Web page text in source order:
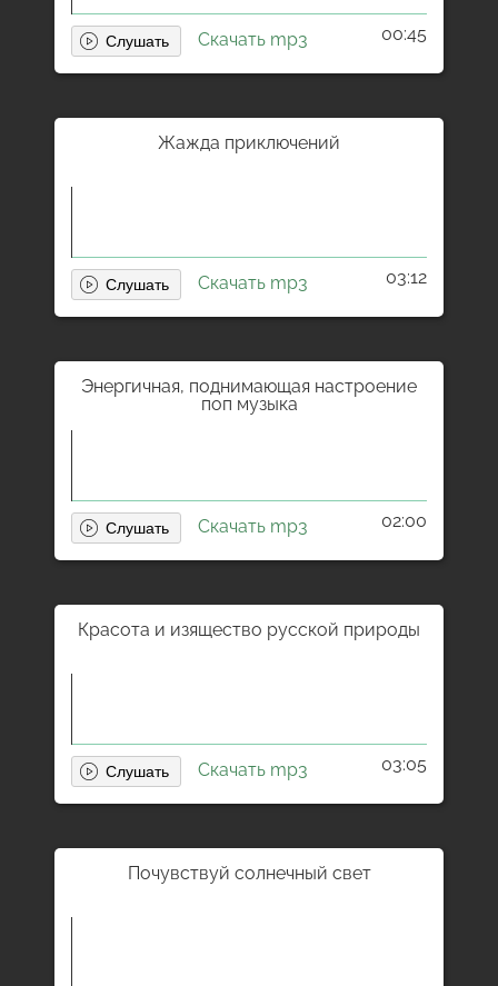
Скачать mp3 00:45
Жажда приключений
Скачать mp3 03:12
Энергичная, поднимающая настроение
поп музыка
Скачать mp3 02:00
Красота и изящество русской природы
Скачать mp3 03:05
Почувствуй солнечный свет